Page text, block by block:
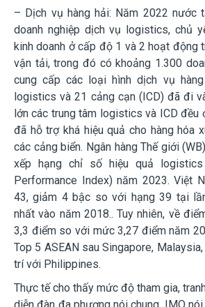
– Dịch vụ hàng hải: Năm 2022 nước
doanh nghiệp dịch vụ logistics, chủ
kinh doanh ở cấp độ 1 và 2 hoạt động
vận tải, trong đó có khoảng 1.300
cung cấp các loại hình dịch vụ
logistics và 21 cảng cạn (ICD) đã đi
lớn các trung tâm logistics và ICD đều
đã hỗ trợ khá hiệu quả cho hàng hóa
các cảng biển. Ngân hàng Thế giới
xếp hạng chỉ số hiệu quả
Performance Index) năm 2023. Việt
43, giảm 4 bậc so với hạng 39 tại
nhất vào năm 2018.. Tuy nhiên, về
3,3 điểm so với mức 3,27 điểm năm
Top 5 ASEAN sau Singapore,
trí với Philippines.
Thực tế cho thấy mức độ tham gia,